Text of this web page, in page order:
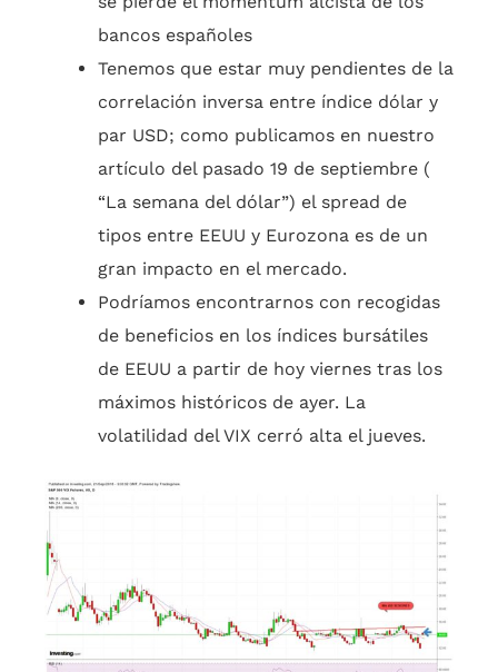
bancos españoles
Tenemos que estar muy pendientes de la
correlación inversa entre índice dólar y
par USD; como publicamos en nuestro
artículo del pasado 19 de septiembre (
“La semana del dólar”) el spread de
tipos entre EEUU y Eurozona es de un
gran impacto en el mercado.
Podríamos encontrarnos con recogidas
de beneficios en los índices bursátiles
de EEUU a partir de hoy viernes tras los
máximos históricos de ayer. La
volatilidad del VIX cerró alta el jueves.